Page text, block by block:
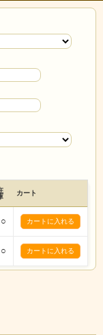
カート
○
○